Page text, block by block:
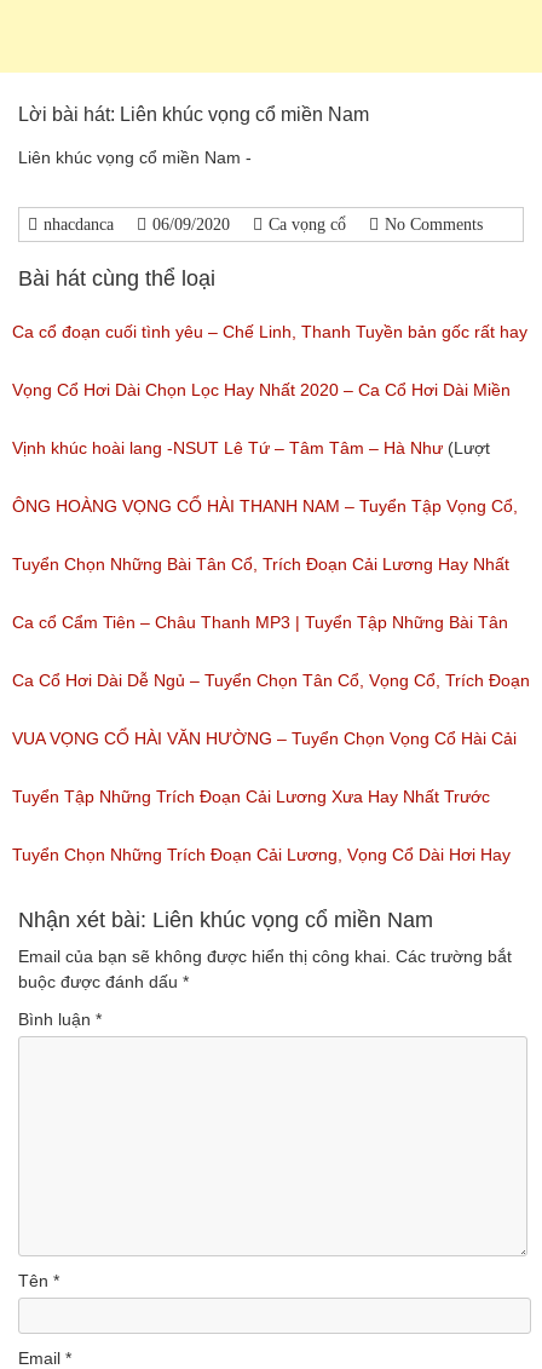
Lời bài hát: Liên khúc vọng cổ miền Nam
Liên khúc vọng cổ miền Nam -
nhacdanca 06/09/2020 Ca vọng cổ No Comments
Bài hát cùng thể loại
Ca cổ đoạn cuối tình yêu – Chế Linh, Thanh Tuyền bản gốc rất hay
(Lượt nghe: 332)
Vọng Cổ Hơi Dài Chọn Lọc Hay Nhất 2020 – Ca Cổ Hơi Dài Miền
Tây Hay Nhất
(Lượt nghe: 831)
Vịnh khúc hoài lang -NSUT Lê Tứ – Tâm Tâm – Hà Như (Lượt
nghe: 119)
ÔNG HOÀNG VỌNG CỔ HÀI THANH NAM – Tuyển Tập Vọng Cổ,
Ca Cổ Cải Lương Hài Hay Nhất Của Thanh Nam
(Lượt nghe: 218)
Tuyển Chọn Những Bài Tân Cổ, Trích Đoạn Cải Lương Hay Nhất
Của 2 NỮ DANH CA Tân Cổ SIÊU HƠI DÀI
(Lượt nghe: 97)
Ca cổ Cẩm Tiên – Châu Thanh MP3 | Tuyển Tập Những Bài Tân
Cổ, Cải Lương Hay Nhất
(Lượt nghe: 4,808)
Ca Cổ Hơi Dài Dễ Ngủ – Tuyển Chọn Tân Cổ, Vọng Cổ, Trích Đoạn
Cải Lương Hơi Dài Miền Tây Hay Nhất
(Lượt nghe: 676)
VUA VỌNG CỔ HÀI VĂN HƯỜNG – Tuyển Chọn Vọng Cổ Hài Cải
Lương, Tân Cổ Xưa Hay Nhất Của Văn Hường
(Lượt nghe: 943)
Tuyển Tập Những Trích Đoạn Cải Lương Xưa Hay Nhất Trước
1975 – Trích Đoạn Cải Lương Chọn Lọc
(Lượt nghe: 153)
Tuyển Chọn Những Trích Đoạn Cải Lương, Vọng Cổ Dài Hơi Hay
Nhất
(Lượt nghe: 170)
Nhận xét bài: Liên khúc vọng cổ miền Nam
Email của bạn sẽ không được hiển thị công khai. Các trường bắt
buộc được đánh dấu *
Bình luận *
Tên *
Email *